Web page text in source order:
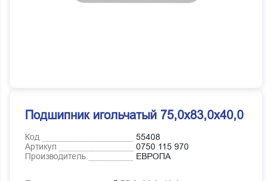
Подшипник игольчатый 75,0х83,0х40,0
Код
55408
Артикул
0750 115 970
Производитель
ЕВРОПА